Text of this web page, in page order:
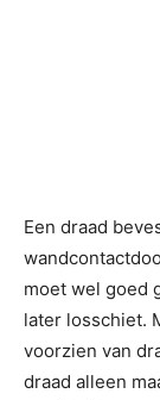
Een draad
moet wel goed
later losschiet.
voorzien van
draad alleen